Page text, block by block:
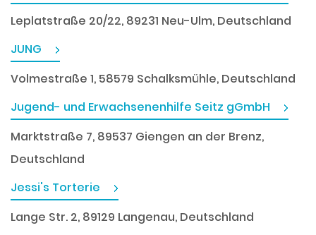
Leplatstraße 20/22, 89231 Neu-Ulm, Deutschland
JUNG
Volmestraße 1, 58579 Schalksmühle, Deutschland
Jugend- und Erwachsenenhilfe Seitz gGmbH
Marktstraße 7, 89537 Giengen an der Brenz,
Deutschland
Jessi's Torterie
Lange Str. 2, 89129 Langenau, Deutschland